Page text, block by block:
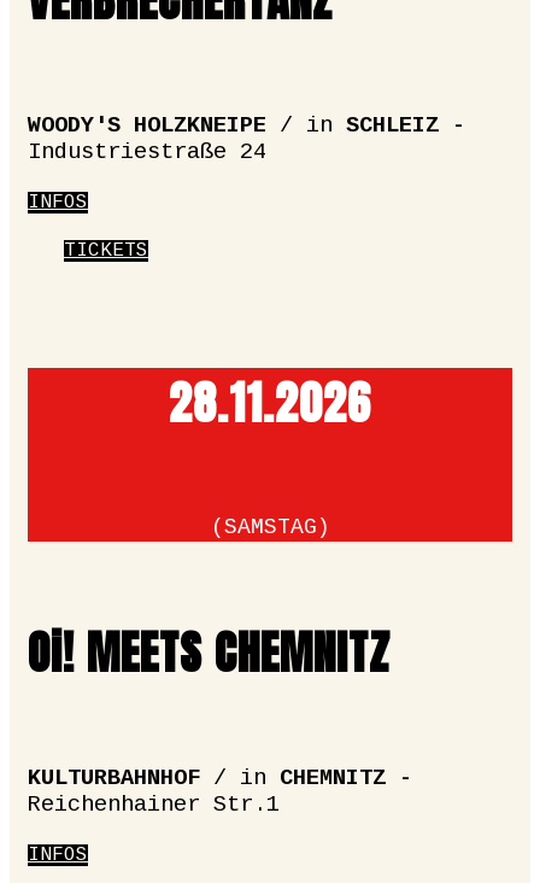
WOODY'S HOLZKNEIPE / in SCHLEIZ -
Industriestraße 24
INFOS
TICKETS
28.11.­2026
(SAMSTAG)
Oi! MEETS CHEMNITZ
KULTURBAHNHOF / in CHEMNITZ -
Reichenhainer Str.1
INFOS